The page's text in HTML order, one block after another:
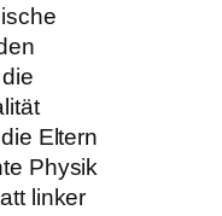
Eltern
Physik
linker